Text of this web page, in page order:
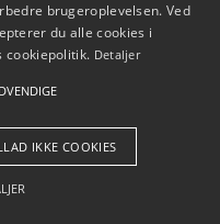
genbrug af elektronik
Aps
brugeroplevelsen. Ved
du alle cookies i
cookiepolitik. Detaljer
IKKE COOKIES